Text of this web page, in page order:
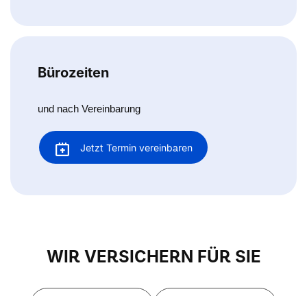
Bürozeiten
und nach Vereinbarung
Jetzt Termin vereinbaren
WIR VERSICHERN FÜR SIE